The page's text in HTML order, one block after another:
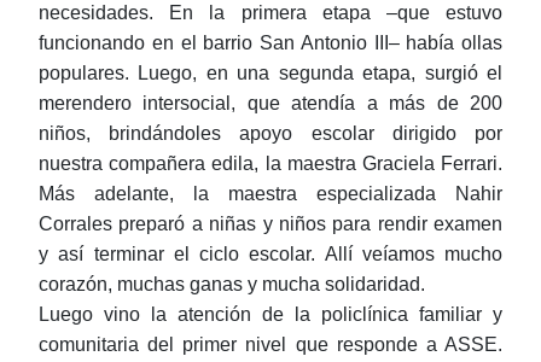
necesidades. En la primera etapa ‒que estuvo
funcionando en el barrio San Antonio III‒ había ollas
populares. Luego, en una segunda etapa, surgió el
merendero intersocial, que atendía a más de 200
niños, brindándoles apoyo escolar dirigido por
nuestra compañera edila, la maestra Graciela Ferrari.
Más adelante, la maestra especializada Nahir
Corrales preparó a niñas y niños para rendir examen
y así terminar el ciclo escolar. Allí veíamos mucho
corazón, muchas ganas y mucha solidaridad.
Luego vino la atención de la policlínica familiar y
comunitaria del primer nivel que responde a ASSE.